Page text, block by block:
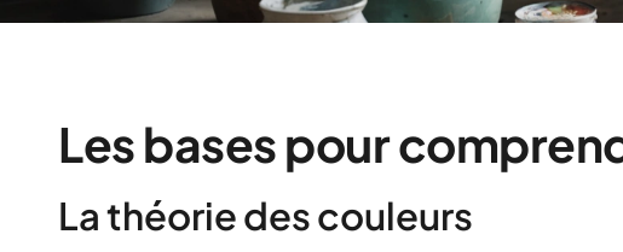
Les bases pour
La théorie des couleurs